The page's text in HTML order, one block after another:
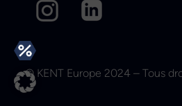
© KENT Europe 2024 – Tous